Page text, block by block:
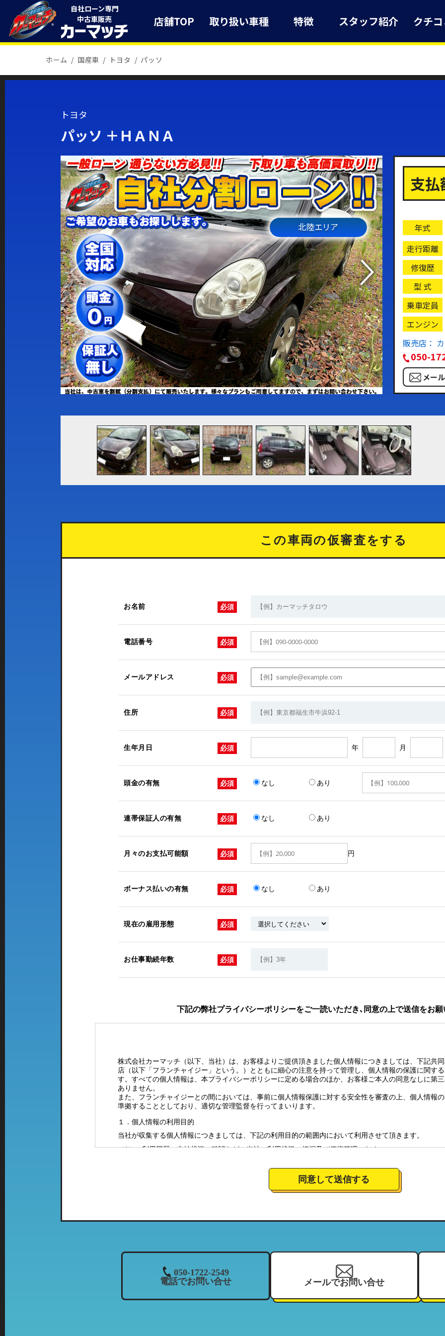
自社ローン専門
中古車販売
店舗TOP 取り扱い車種 特徴 スタッフ紹介 クチ
ホーム 国産車 トヨタ パッソ
トヨタ
パッソ ＋ＨＡＮＡ
北陸エリア
支
年式
走行距離
修復歴
型 式
乗車定員
エンジン
販売店：
050-
メー
この車両の仮審査をする
お名前 必須
電話番号 必須
メールアドレス 必須
住所 必須
生年月日 必須 年 月
頭金の有無 必須 なし あり
連帯保証人の有無 必須 なし あり
月々のお支払可能額 必須 円
ボーナス払いの有無 必須 なし あり
現在の雇用形態 必須
お仕事勤続年数 必須
下記の弊社プライバシーポリシーをご一読いただき､同意の上で送信をお
株式会社カーマッチ（以下、当社）は、お客様よりご提供頂きました個人情報につきましては、下記共
店（以下「フランチャイジー」という。）とともに細心の注意を持って管理し、個人情報の保護に関す
す。すべての個人情報は、本プライバシーポリシーに定める場合のほか、お客様ご本人の同意なしに第
ありません。
また、フランチャイジーとの間においては、事前に個人情報保護に対する安全性を審査の上、個人情報
準拠することとしており、適切な管理監督を行ってまいります。
１．個人情報の利用目的
当社が収集する個人情報につきましては、下記の利用目的の範囲内において利用させて頂きます。
（1）ご利用履歴・支払状況の確認など、当社の利用状況の把握及び債権管理のため
（3）お客様に有益と思われる当社のサービスの商品情報、イベント情報、新店情報等の郵送、配送（
（4）お問い合わせやご意見・ご要望に対応し、それらを会社運営全体に反映させるため
列店のご案内をお送りさせて頂くことがございますので、ご了承下さい）
３．個人情報の共同利用について
当社では、お客様から頂いた情報を、当社の関連企業及びフランチャイジーとの間において、共同利用
・共同利用される個人情報：氏名、住所、電話番号、来店履歴（購入履歴若しくはリース履歴）、支払
同意して送信する
050-1722-2549
電話でお問い合せ
メールでお問い合せ